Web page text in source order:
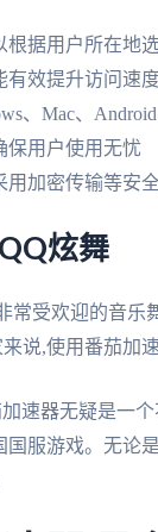
据用户所在地
效提升访问速
、Mac、
保用户使用无忧
用加密传输等安
炫舞
常受欢迎的音
说,使用番茄加
速器无疑是一
服游戏。无论